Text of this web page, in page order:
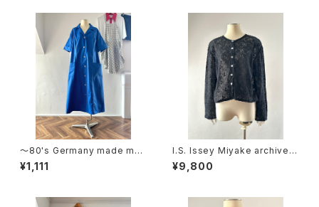
〜80's Germany made me
dical dress
¥1,111
I.S. Issey Miyake archive c
otton lace cardigan
¥9,800